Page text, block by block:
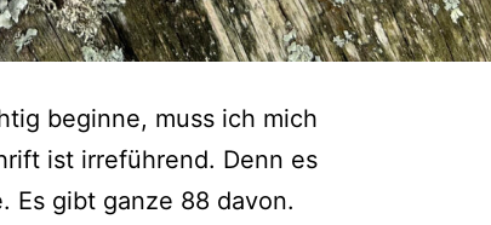
beginne, muss ich mich
ist irreführend. Denn es
Es gibt ganze 88 davon.